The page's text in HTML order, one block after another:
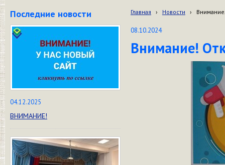
Последние новости
04.12.2025
ВНИМАНИЕ!
Главная › Новости ›
08.10.2024
Внимание!